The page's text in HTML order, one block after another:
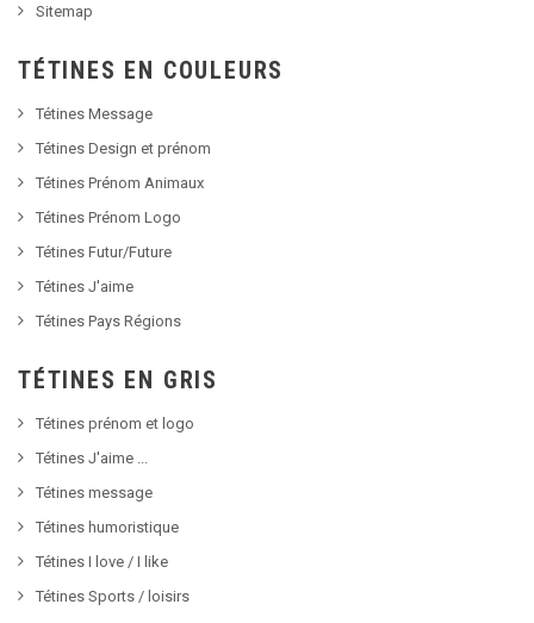
Sitemap
TÉTINES EN COULEURS
Tétines Message
Tétines Design et prénom
Tétines Prénom Animaux
Tétines Prénom Logo
Tétines Futur/Future
Tétines J'aime
Tétines Pays Régions
TÉTINES EN GRIS
Tétines prénom et logo
Tétines J'aime ...
Tétines message
Tétines humoristique
Tétines I love / I like
Tétines Sports / loisirs